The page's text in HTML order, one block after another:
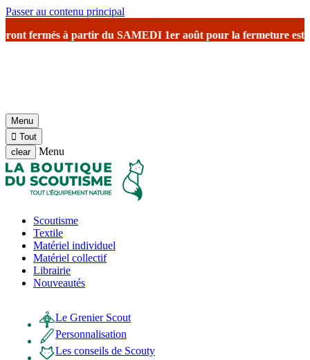
Passer au contenu principal
à partir du SAMEDI 1er aoûtpour la fermeture estivale
Menu
 Tout
clear
Menu
Scoutisme
Textile
Matériel individuel
Matériel collectif
Librairie
Nouveautés
Le Grenier Scout
Personnalisation
Les conseils de Scouty